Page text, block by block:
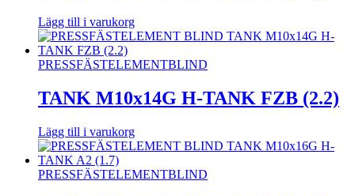
Lägg till i varukorg
PRESSFÄSTELEMENTBLIND
TANK M10x14G H-TANK FZB (2.2)
Lägg till i varukorg
PRESSFÄSTELEMENTBLIND